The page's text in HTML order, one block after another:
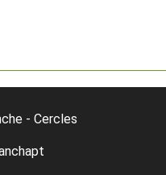
- Cercles